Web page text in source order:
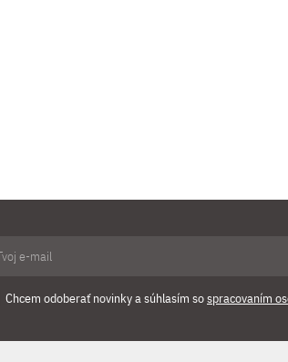
Chcem odoberať novinky a súhlasím sospracovaním